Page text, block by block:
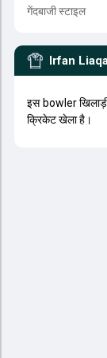
गेंदबाजी स्टाइल
Irfan
इस bowler
क्रिकेट खेला है।